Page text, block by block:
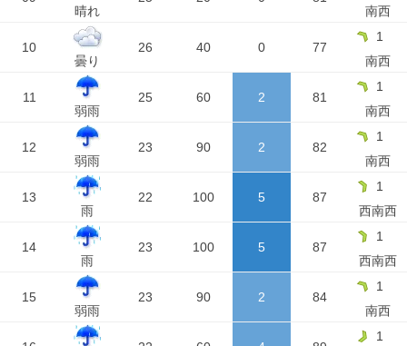
晴れ
南西
10
曇り
26 40 0 77
1
南西
11
弱雨
25 60 2 81
1
南西
12
弱雨
23 90 2 82
1
南西
13
雨
22 100 5 87
1
西南西
14
雨
23 100 5 87
1
西南西
15
弱雨
23 90 2 84
1
南西
1